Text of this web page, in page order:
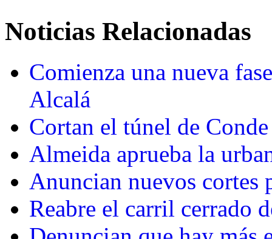
Noticias Relacionadas
Comienza una nueva
Alcalá
Cortan el túnel de
Almeida aprueba la
Anuncian nuevos cortes
Reabre el carril cerrado